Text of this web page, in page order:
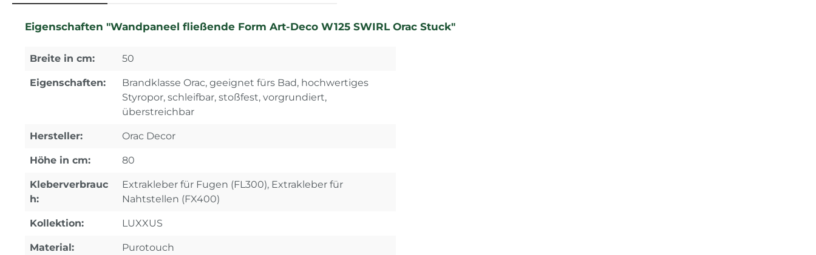
Eigenschaften "Wandpaneel fließende Form Art-Deco W125 SWIRL Orac Stuck"
Breite in cm: 50
Eigenschaften:
Brandklasse Orac, geeignet fürs Bad, hochwertiges
Styropor, schleifbar, stoßfest, vorgrundiert,
überstreichbar
Hersteller: Orac Decor
Höhe in cm: 80
Kleberverbrauc
h:
Extrakleber für Fugen (FL300), Extrakleber für
Nahtstellen (FX400)
Kollektion: LUXXUS
Material: Purotouch